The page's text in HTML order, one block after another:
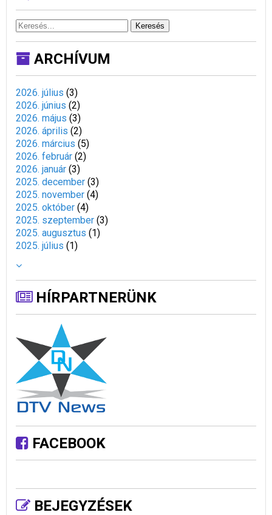
Keresés
ARCHÍVUM
2026. július (3)
2026. június (2)
2026. május (3)
2026. április (2)
2026. március (5)
2026. február (2)
2026. január (3)
2025. december (3)
2025. november (4)
2025. október (4)
2025. szeptember (3)
2025. augusztus (1)
2025. július (1)
HÍRPARTNERÜNK
FACEBOOK
BEJEGYZÉSEK